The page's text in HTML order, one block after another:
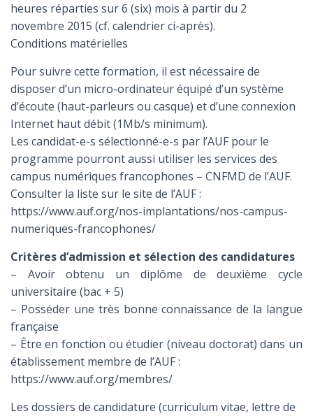
heures réparties sur 6 (six) mois à partir du 2
novembre 2015 (cf. calendrier ci-après).
Conditions matérielles
Pour suivre cette formation, il est nécessaire de
disposer d’un micro-ordinateur équipé d’un système
d’écoute (haut-parleurs ou casque) et d’une connexion
Internet haut débit (1Mb/s minimum).
Les candidat-e-s sélectionné-e-s par l’AUF pour le
programme pourront aussi utiliser les services des
campus numériques francophones – CNFMD de l’AUF.
Consulter la liste sur le site de l’AUF :
https://www.auf.org/nos-implantations/nos-campus-
numeriques-francophones/
Critères d’admission et sélection des candidatures
– Avoir obtenu un diplôme de deuxième cycle
universitaire (bac + 5)
– Posséder une très bonne connaissance de la langue
française
– Être en fonction ou étudier (niveau doctorat) dans un
établissement membre de l’AUF :
https://www.auf.org/membres/
Les dossiers de candidature (curriculum vitae, lettre de